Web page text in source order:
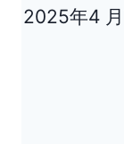
2025年4 月